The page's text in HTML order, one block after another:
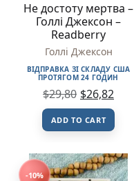
Не достоту мертва –
Голлі Джексон –
Readberry
Голлі Джексон
ВІДПРАВКА ЗІ СКЛАДУ США
ПРОТЯГОМ 24 ГОДИН
$29,80 $26,82
ADD TO CART
-10%